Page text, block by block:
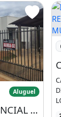
Bela
em
Aluguel
CASA RESIDENCIAL em NOVA MUTUM - MT, Bairro Parque das Andorinhas